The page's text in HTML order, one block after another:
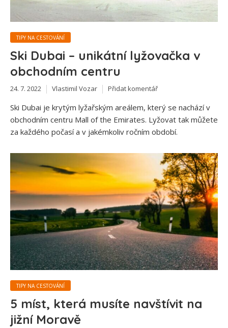
TIPY NA CESTOVÁNÍ
Ski Dubai – unikátní lyžovačka v
obchodním centru
24. 7. 2022 Vlastimil Vozar Přidat komentář
Ski Dubai je krytým lyžařským areálem, který se nachází v
obchodním centru Mall of the Emirates. Lyžovat tak můžete
za každého počasí a v jakémkoliv ročním období.
TIPY NA CESTOVÁNÍ
5 míst, která musíte navštívit na
jižní Moravě